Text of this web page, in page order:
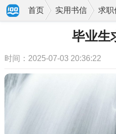
首页 实用书信 求职
毕业生
时间：2025-07-03 20:36:22